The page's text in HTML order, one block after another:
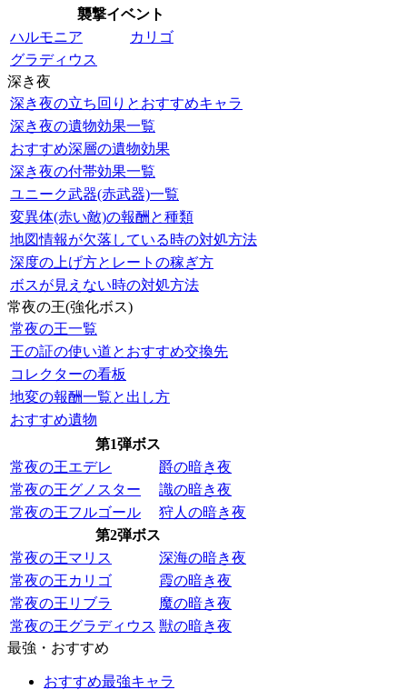
襲撃イベント
ハルモニア
カリゴ
グラディウス
深き夜
深き夜の立ち回りとおすすめキャラ
深き夜の遺物効果一覧
おすすめ深層の遺物効果
深き夜の付帯効果一覧
ユニーク武器(赤武器)一覧
変異体(赤い敵)の報酬と種類
地図情報が欠落している時の対処方法
深度の上げ方とレートの稼ぎ方
ボスが見えない時の対処方法
常夜の王(強化ボス)
常夜の王一覧
王の証の使い道とおすすめ交換先
コレクターの看板
地変の報酬一覧と出し方
おすすめ遺物
第1弾ボス
常夜の王エデレ
爵の暗き夜
常夜の王グノスター
識の暗き夜
常夜の王フルゴール
狩人の暗き夜
第2弾ボス
常夜の王マリス
深海の暗き夜
常夜の王カリゴ
霞の暗き夜
常夜の王リブラ
魔の暗き夜
常夜の王グラディウス 獣の暗き夜
最強・おすすめ
おすすめ最強キャラ